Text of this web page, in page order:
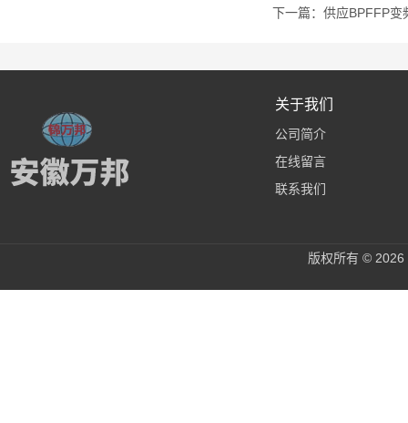
下一篇： 供应BPFFP变
关于我们
公司简介
在线留言
联系我们
版权所有 ©